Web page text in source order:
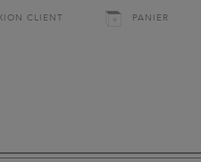
CLIENT PANIER